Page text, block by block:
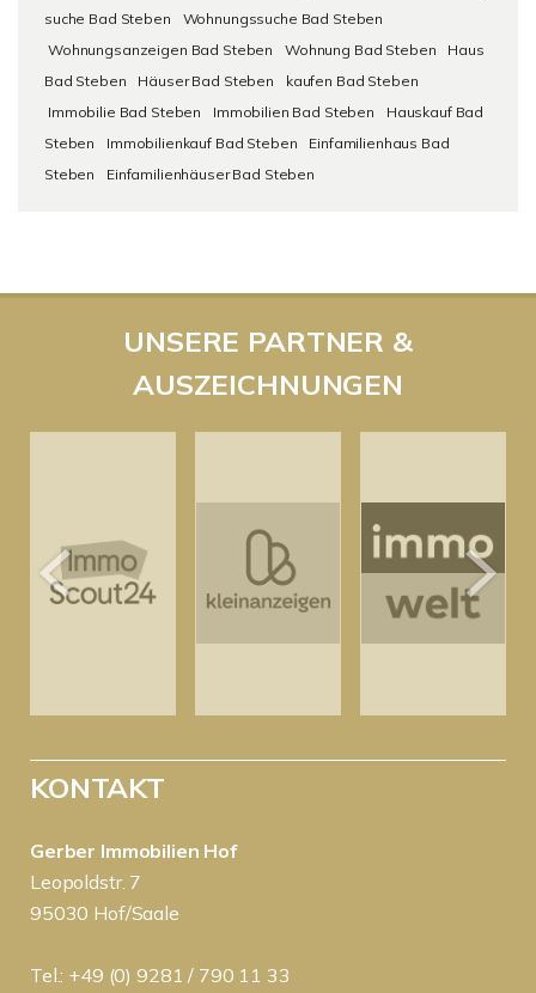
suche Bad Steben
Wohnungssuche Bad Steben
Wohnungsanzeigen Bad Steben
Wohnung Bad Steben
Haus
Bad Steben
Häuser Bad Steben
kaufen Bad Steben
Immobilie Bad Steben
Immobilien Bad Steben
Hauskauf Bad
Steben
Immobilienkauf Bad Steben
Einfamilienhaus Bad
Steben
Einfamilienhäuser Bad Steben
UNSERE PARTNER &
AUSZEICHNUNGEN
KONTAKT
Gerber Immobilien Hof
Leopoldstr. 7
95030 Hof/Saale
Tel.: +49 (0) 9281 / 790 11 33